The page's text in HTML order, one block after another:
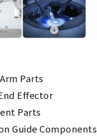
Parts
Effector
Parts
Guide Components